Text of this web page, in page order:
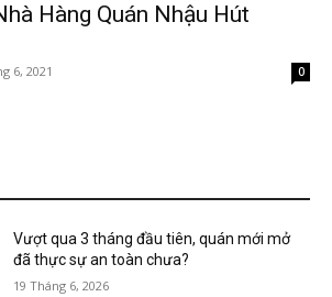
Hàng Quán Nhậu Hút
6, 2021 0
Vượt qua 3 tháng đầu tiên, quán mới mở
đã thực sự an toàn chưa?
19 Tháng 6, 2026